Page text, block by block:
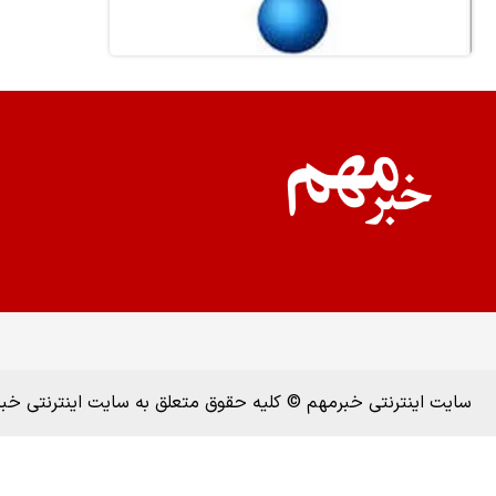
سایت اینترنتی خبرمهم © کلیه حقوق متعلق به سایت اینترنتی